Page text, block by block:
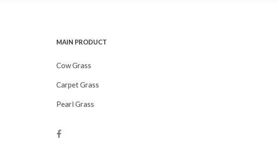
MAIN PRODUCT
Cow Grass
Carpet Grass
Pearl Grass